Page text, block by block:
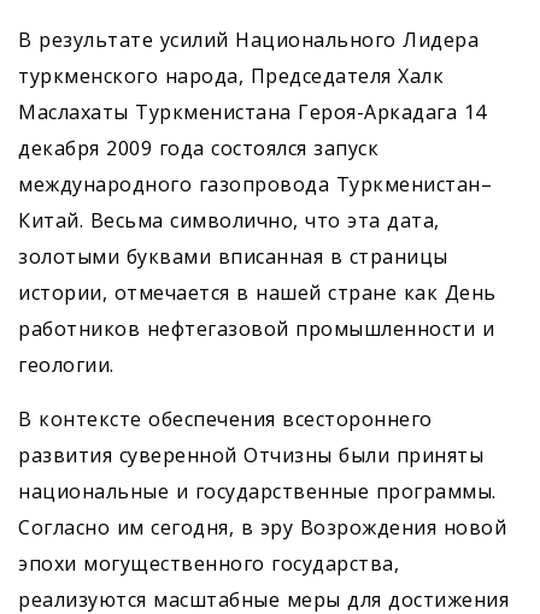
В результате усилий Национального Лидера
туркменского народа, Председателя Халк
Маслахаты Туркменистана Героя-Аркадага 14
декабря 2009 года состоялся запуск
международного газопровода Туркменистан–
Китай. Весьма символично, что эта дата,
золотыми буквами вписанная в страницы
истории, отмечается в нашей стране как День
работников нефтегазовой промышленности и
геологии.
В контексте обеспечения всестороннего
развития суверенной Отчизны были приняты
национальные и государственные программы.
Согласно им сегодня, в эру Возрождения новой
эпохи могущественного государства,
реализуются масштабные меры для достижения